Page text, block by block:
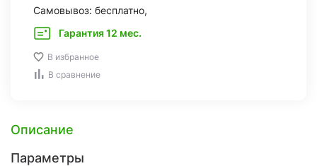
Самовывоз: бесплатно,
Гарантия 12 мес.
В избранное
В сравнение
Описание
Параметры